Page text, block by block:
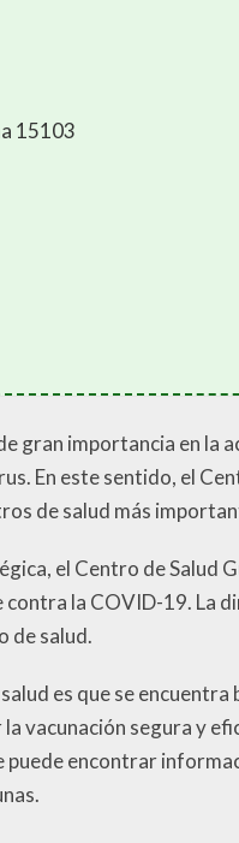
15103
gran importancia en la
En este sentido, el
de salud más
el Centro de Salud
contra la COVID-19.
de salud.
es que se
vacunación segura y
encontrar